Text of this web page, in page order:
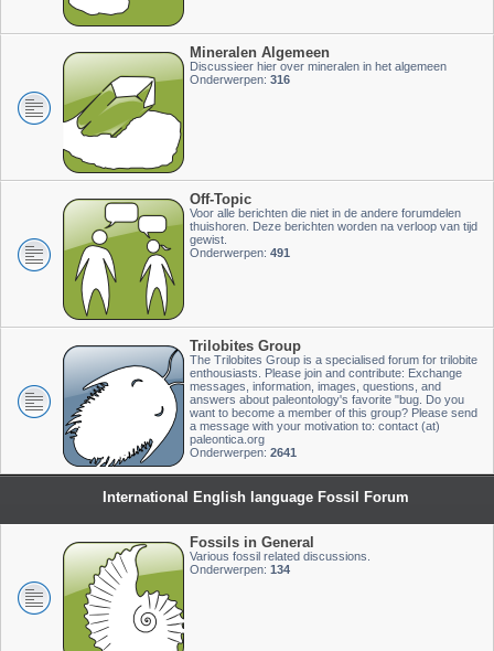
Mineralen Algemeen
Discussieer hier over mineralen in het algemeen
Onderwerpen: 316
Off-Topic
Voor alle berichten die niet in de andere forumdelen
thuishoren. Deze berichten worden na verloop van tijd
gewist.
Onderwerpen: 491
Trilobites Group
The Trilobites Group is a specialised forum for trilobite
enthousiasts. Please join and contribute: Exchange
messages, information, images, questions, and
answers about paleontology's favorite "bug. Do you
want to become a member of this group? Please send
a message with your motivation to: contact (at)
paleontica.org
Onderwerpen: 2641
International English language Fossil Forum
Fossils in General
Various fossil related discussions.
Onderwerpen: 134